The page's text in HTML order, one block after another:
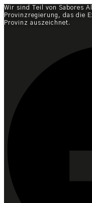
Wir sind Teil von Sabores
Provinzregierung, das die
Provinz auszeichnet.